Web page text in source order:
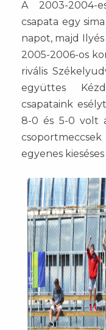
A 2003-2004-
csapata egy
napot, majd
2005-2006-os
rivális
együttes
csapataink
8-0 és 5-0 volt
egyenes